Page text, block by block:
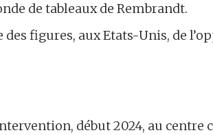
de tableaux de Rembrandt.
figures, aux Etats-Unis, de
début 2024, au centre